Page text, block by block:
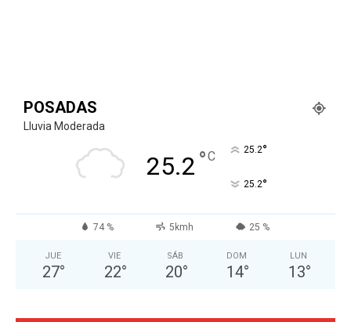
POSADAS
Lluvia Moderada
25.2 °C 25.2°
25.2°
74 % 5kmh 25 %
JUE
27°
VIE
22°
SÁB
20°
DOM
14°
LUN
13°